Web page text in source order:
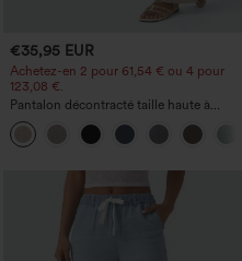
€35,95 EUR
Achetez-en 2 pour 61,54 € ou 4 pour
123,08 €.
Pantalon décontracté taille haute à
jambe droite, effet lin, avec poches